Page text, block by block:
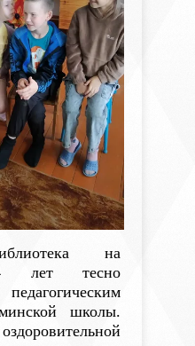
на
лет тесно
школы.